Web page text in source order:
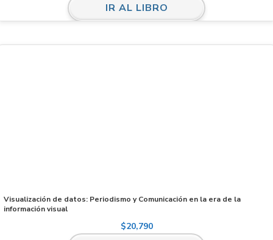
IR AL LIBRO
Visualización de datos: Periodismo y Comunicación en la era de la
información visual
$20,790